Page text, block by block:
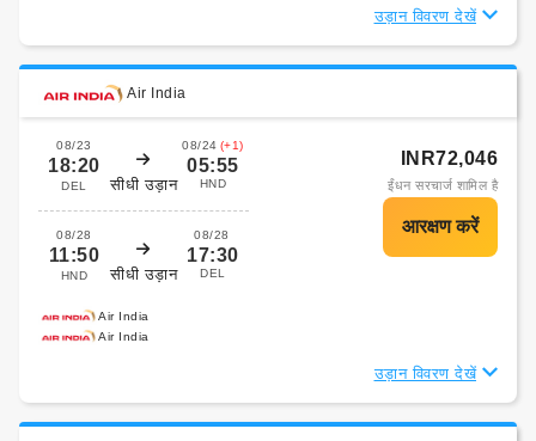
उड़ान विवरण देखें
Air India
08/23
18:20
DEL सीधी उड़ान
08/24 (+1)
05:55
HND
08/28
11:50
HND सीधी उड़ान
08/28
17:30
DEL
INR72,046
ईंधन सरचार्ज शामिल है
Air India
Air India
उड़ान विवरण देखें